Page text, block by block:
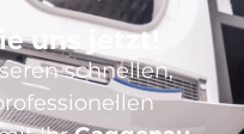
uns jetzt!
schnellen,